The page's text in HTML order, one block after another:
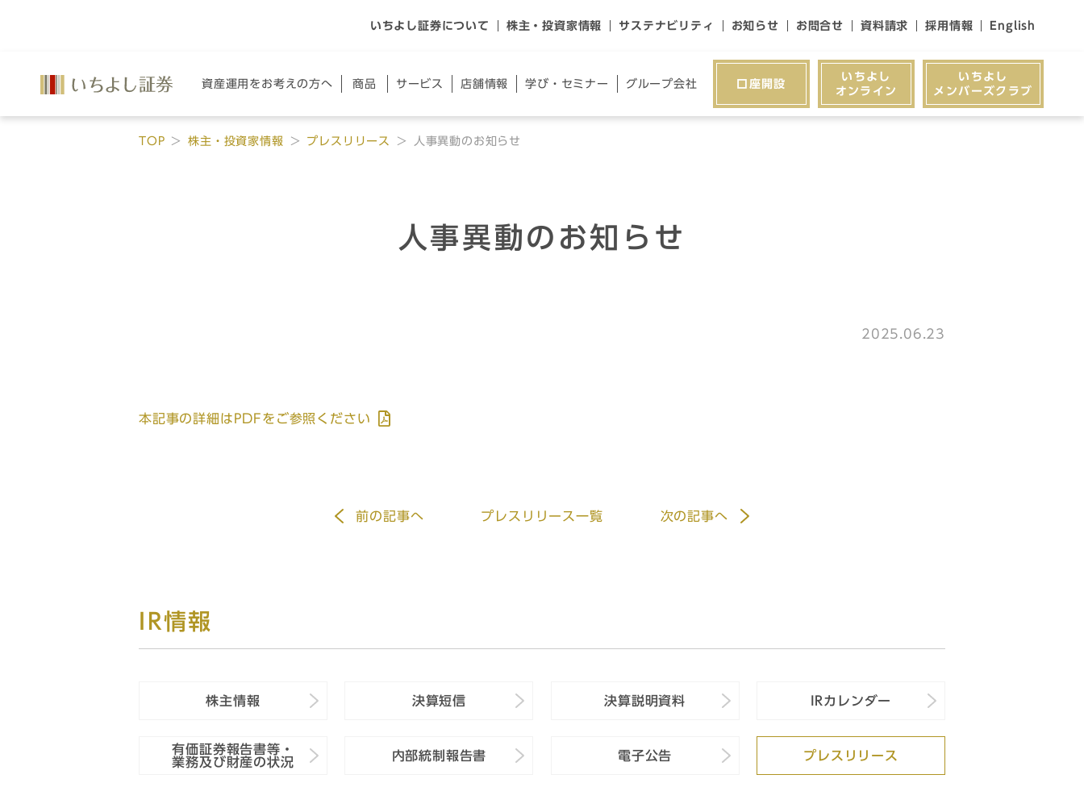
いちよし証券について 株主・投資家情報 サステナビリティ お知らせ お問合せ 資料請求 採用情報 English
資産運用を お考えの方へ 商品 サー ビス 店舗情報 学び・ セミナー グループ会社 口座開設
いちよし
オンライン
いちよし
メンバーズクラブ
TOP 株主・投資家情報 プレスリリース 人事異動のお知らせ
人事異動のお知らせ
2025.06.23
本記事の詳細はPDFをご参照ください
前の記事へ プレスリリース一覧 次の記事へ
IR情報
株主情報 決算短信 決算説明資料 IRカレンダー
有価証券報告書等・
業務及び財産の状況
内部統制報告書 電子公告 プレスリリース